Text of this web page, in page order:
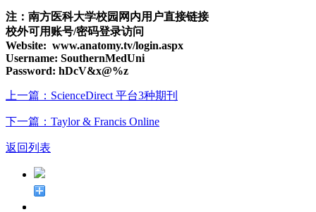
注：南方医科大学校园网内用户直接链接
校外可用账号/密码登录访问
Website: www.anatomy.tv/login.aspx
Username: SouthernMedUni
Password: hDcV&x@%z
上一篇：ScienceDirect 平台3种期刊
下一篇：Taylor & Francis Online
返回列表